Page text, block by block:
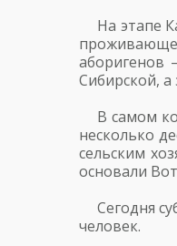
На этапе
аборигенов
Сибирской, а
В самом
несколько
сельским
основали
Сегодня
человек.